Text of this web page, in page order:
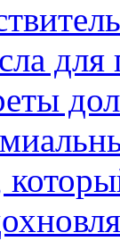
для